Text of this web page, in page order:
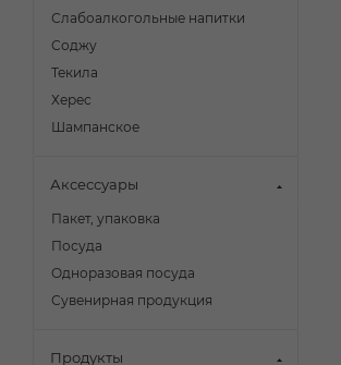
Слабоалкогольные напитки
Соджу
Текила
Херес
Шампанское
Аксессуары
Пакет, упаковка
Посуда
Одноразовая посуда
Сувенирная продукция
Продукты